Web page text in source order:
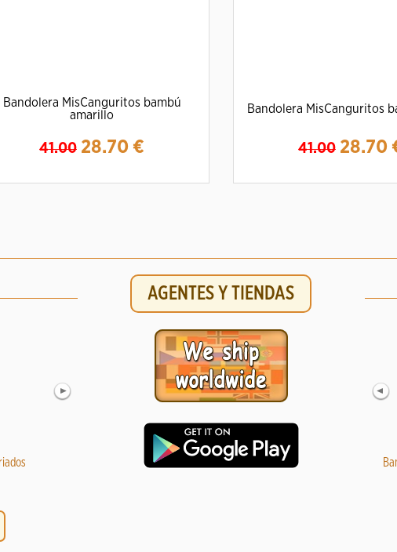
Bandolera MisCanguritos bambú
amarillo
41.00 28.70 €
Bandolera MisCanguritos
41.00 28.70
Fular portabebé Hoppediz Cape Town Talla 6
AGENTES Y TIENDAS